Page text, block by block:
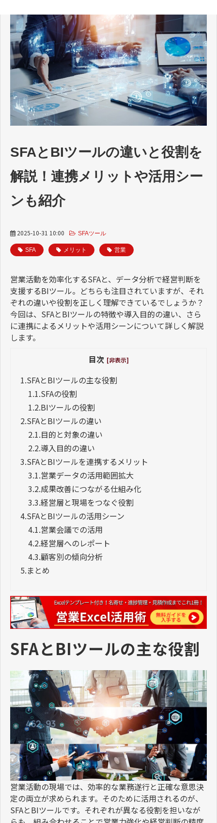
SFAとBIツールの違いと役割を
解説！連携メリットや活用シー
ンも紹介
2025-10-31 10:00 SFAツール
SFA メリット 営業
営業活動を効率化するSFAと、データ分析で経営判断を
支援するBIツール。どちらも注目されていますが、それ
ぞれの違いや役割を正しく理解できているでしょうか？
今回は、 SFAとBIツールの特徴や導入目的の違い、さら
に連携によるメリットや活用シーンについて詳しく解説
します。
目次 [非表示]
1.SFAとBIツールの主な役割
1.1.SFAの役割
1.2.BIツールの役割
2.SFAとBIツールの違い
2.1.目的と対象の違い
2.2.導入目的の違い
3.SFAとBIツールを連携するメリット
3.1.営業データの活用範囲拡大
3.2.成果改善につながる仕組み化
3.3.経営層と現場をつなぐ役割
4.SFAとBIツールの活用シーン
4.1.営業会議での活用
4.2.経営層へのレポート
4.3.顧客別の傾向分析
5.まとめ
SFAとBIツールの主な役割
営業活動の現場では、効率的な業務遂行と正確な意思決
定の両立が求められます。そのために活用されるのが、
SFAとBIツールです。それぞれが異なる役割を担いなが